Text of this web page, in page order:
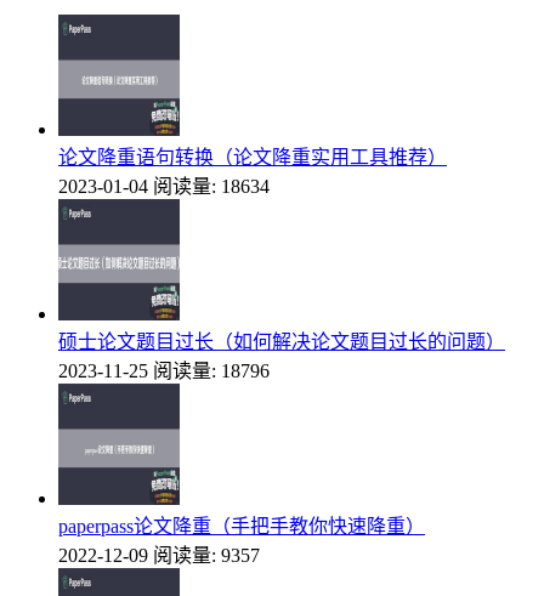
论文降重语句转换（论文降重实用工具推荐）
2023-01-04 阅读量: 18634
硕士论文题目过长（如何解决论文题目过长的问题）
2023-11-25 阅读量: 18796
paperpass论文降重（手把手教你快速降重）
2022-12-09 阅读量: 9357